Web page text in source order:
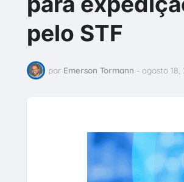
pelo STF
por Emerson Tormann - agosto 18,